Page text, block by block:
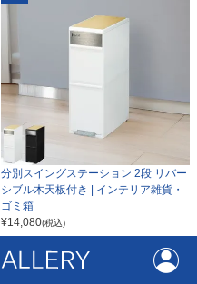
分別スイングステーション 2段 リバー
シブル木天板付き | インテリア雑貨・
ゴミ箱
¥14,080(税込)
無料